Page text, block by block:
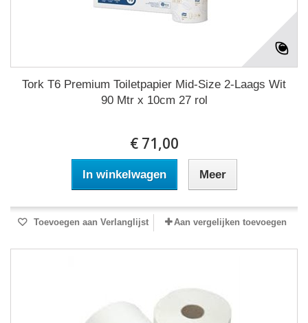
Tork T6 Premium Toiletpapier Mid-Size 2-Laags Wit
90 Mtr x 10cm 27 rol
€ 71,00
In winkelwagen Meer
Toevoegen aan Verlanglijst Aan vergelijken toevoegen